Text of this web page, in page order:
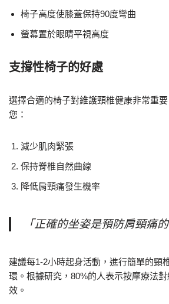
椅子高度使膝蓋保持90度彎曲
螢幕置於眼睛平視高度
支撐性椅子的好處
選擇合適的椅子對維護頸椎健康非常重
您：
減少肌肉緊張
保持脊椎自然曲線
降低肩頸痛發生機率
「正確的坐姿是預防肩頸痛
建議每1-2小時起身活動，進行簡單的頸
環。根據研究，80%的人表示按摩療法
效。